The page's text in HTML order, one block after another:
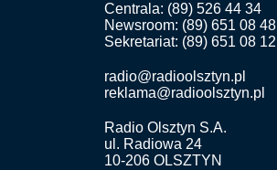
Centrala: (89) 526 44 34
Newsroom: (89) 651 08 48
Sekretariat: (89) 651 08 12
radio@radioolsztyn.pl
reklama@radioolsztyn.pl
Radio Olsztyn S.A.
ul. Radiowa 24
10-206 OLSZTYN